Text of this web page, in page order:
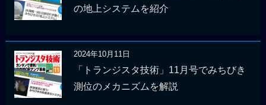
の地上システムを紹介
2024年10月11日
「トランジスタ技術」11月号でみちびき
測位のメカニズムを解説